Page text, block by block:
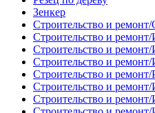
Зенкер
Строительство и
Строительство и
Строительство и
Строительство и
Строительство и
Строительство и
Строительство и